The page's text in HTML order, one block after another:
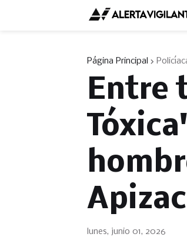
Página Principal
Entre
lunes, junio 01, 2026